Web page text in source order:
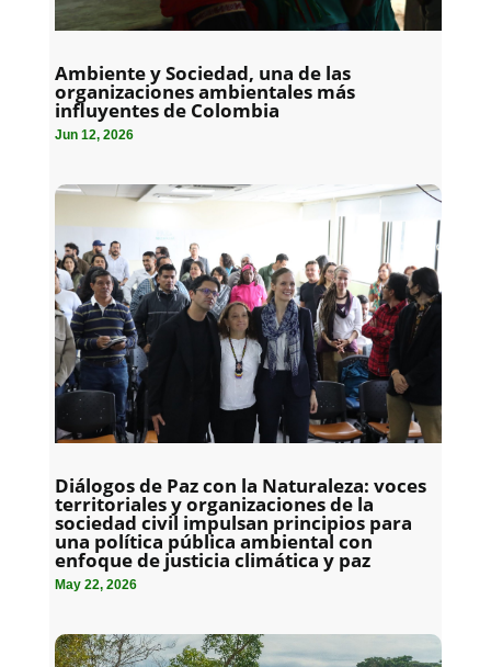
Ambiente y Sociedad, una de las
organizaciones ambientales más
influyentes de Colombia
Jun 12, 2026
Diálogos de Paz con la Naturaleza: voces
territoriales y organizaciones de la
sociedad civil impulsan principios para
una política pública ambiental con
enfoque de justicia climática y paz
May 22, 2026